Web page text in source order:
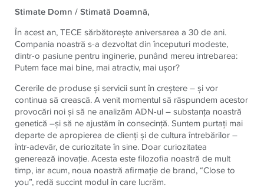
Stimate Domn / Stimată Doamnă,
În acest an, TECE sărbătoreşte aniversarea a 30 de ani.
Compania noastră s-a dezvoltat din începuturi modeste,
dintr-o pasiune pentru inginerie, punând mereu intrebarea:
Putem face mai bine, mai atractiv, mai uşor?
Cererile de produse şi servicii sunt în creştere – şi vor
continua să crească. A venit momentul să răspundem acestor
provocări noi şi să ne analizăm ADN-ul – substanţa noastră
genetică –şi să ne ajustăm în consecinţă. Suntem purtaţi mai
departe de apropierea de clienţi şi de cultura întrebărilor –
într-adevăr, de curiozitate în sine. Doar curiozitatea
generează inovaţie. Acesta este filozofia noastră de mult
timp, iar acum, noua noastră afirmaţie de brand, “Close to
you”, redă succint modul în care lucrăm.